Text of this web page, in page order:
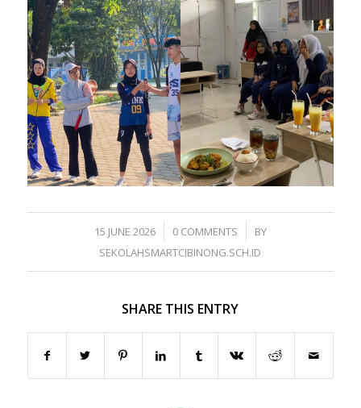
15 JUNE 2026
/ 0 COMMENTS
/
BY
SEKOLAHSMARTCIBINONG.SCH.ID
SHARE THIS ENTRY